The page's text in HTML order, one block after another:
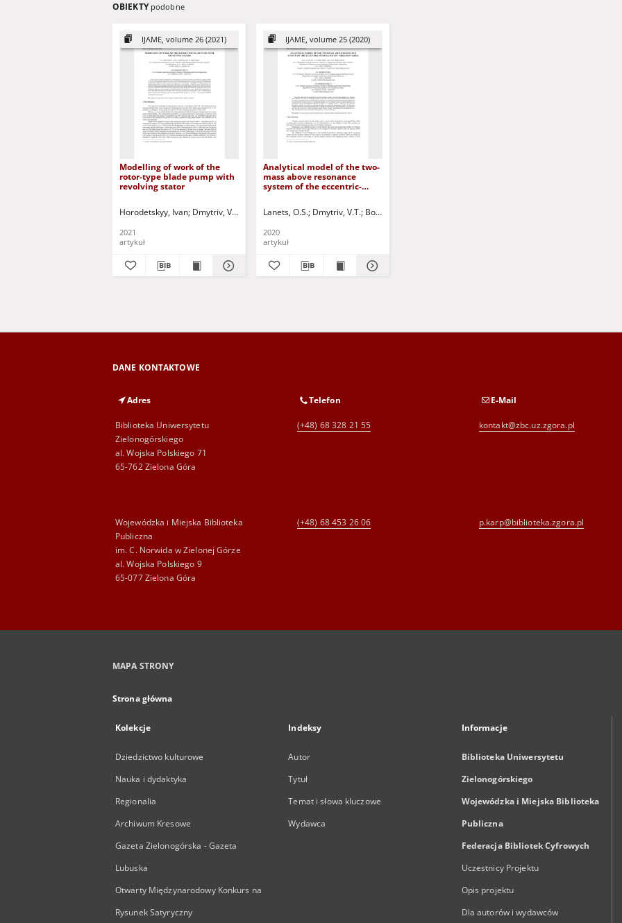
OBIEKTY podobne
IJAME, volume 26 (2021)
Modelling of work of the
rotor-type blade pump with
revolving stator
Horodetskyy, Ivan Dmytriv, V.T. Dmytriv, I.V. Lanets, O.S. Jurczak, Paweł - red.
2021
artykuł
IJAME, volume 25 (2020)
Analytical model of the two-
mass above resonance
system of the eccentric-
Lanets, O.S. Dmytriv, V.T. Borovets, V.M.
2020
artykuł
DANE KONTAKTOWE
Adres
Biblioteka Uniwersytetu
Zielonogórskiego
al. Wojska Polskiego 71
65-762 Zielona Góra
Telefon
(+48) 68 328 21 55
E-Mail
kontakt@zbc.uz.zgora.pl
Wojewódzka i Miejska Biblioteka
Publiczna
im. C. Norwida w Zielonej Górze
al. Wojska Polskiego 9
65-077 Zielona Góra
(+48) 68 453 26 06 p.karp@biblioteka.zgora.pl
MAPA STRONY
Strona główna
Kolekcje
Dziedzictwo kulturowe
Nauka i dydaktyka
Regionalia
Archiwum Kresowe
Gazeta Zielonogórska - Gazeta
Lubuska
Otwarty Międzynarodowy Konkurs na
Rysunek Satyryczny
Indeksy
Autor
Tytuł
Temat i słowa kluczowe
Wydawca
Informacje
Biblioteka Uniwersytetu
Zielonogórskiego
Wojewódzka i Miejska Biblioteka
Publiczna
Federacja Bibliotek Cyfrowych
Uczestnicy Projektu
Opis projektu
Dla autorów i wydawców